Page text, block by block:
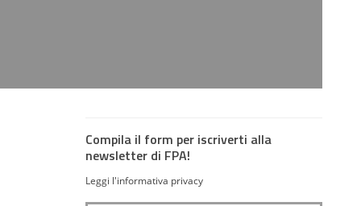
Compila il form per iscriverti alla
newsletter di FPA!
Leggi l'informativa privacy